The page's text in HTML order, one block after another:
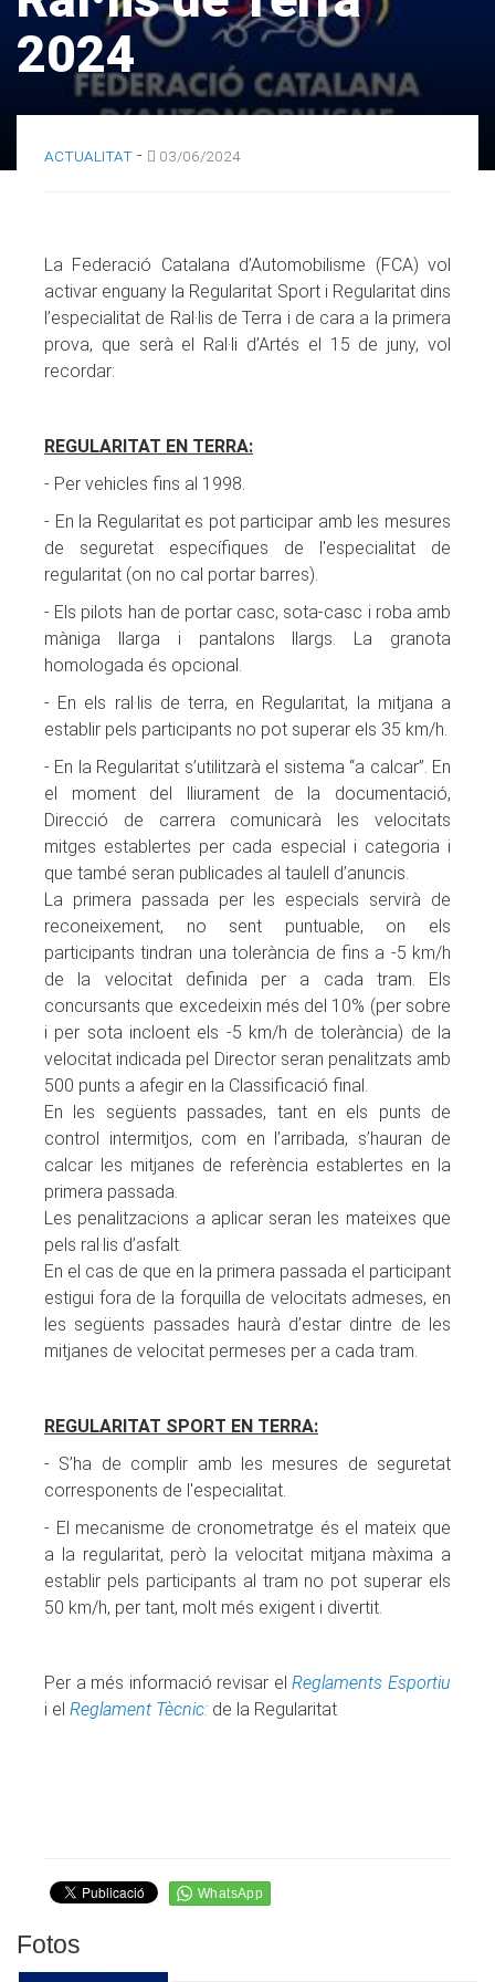
2024
ACTUALITAT - 03/06/2024
La Federació Catalana d’Automobilisme (FCA) vol
activar enguany la Regularitat Sport i Regularitat dins
l’especialitat de Ral·lis de Terra i de cara a la primera
prova, que serà el Ral·li d’Artés el 15 de juny, vol
recordar:
REGULARITAT EN TERRA:
- Per vehicles fins al 1998.
- En la Regularitat es pot participar amb les mesures
de seguretat específiques de l'especialitat de
regularitat (on no cal portar barres).
- Els pilots han de portar casc, sota-casc i roba amb
màniga llarga i pantalons llargs. La granota
homologada és opcional.
- En els ral·lis de terra, en Regularitat, la mitjana a
establir pels participants no pot superar els 35 km/h.
- En la Regularitat s’utilitzarà el sistema “a calcar”. En
el moment del lliurament de la documentació,
Direcció de carrera comunicarà les velocitats
mitges establertes per cada especial i categoria i
que també seran publicades al taulell d’anuncis.
La primera passada per les especials servirà de
reconeixement, no sent puntuable, on els
participants tindran una tolerància de fins a -5 km/h
de la velocitat definida per a cada tram. Els
concursants que excedeixin més del 10% (per sobre
i per sota incloent els -5 km/h de tolerància) de la
velocitat indicada pel Director seran penalitzats amb
500 punts a afegir en la Classificació final.
En les següents passades, tant en els punts de
control intermitjos, com en l’arribada, s’hauran de
calcar les mitjanes de referència establertes en la
primera passada.
Les penalitzacions a aplicar seran les mateixes que
pels ral·lis d’asfalt.
En el cas de que en la primera passada el participant
estigui fora de la forquilla de velocitats admeses, en
les següents passades haurà d’estar dintre de les
mitjanes de velocitat permeses per a cada tram.
REGULARITAT SPORT EN TERRA:
- S’ha de complir amb les mesures de seguretat
corresponents de l'especialitat.
- El mecanisme de cronometratge és el mateix que
a la regularitat, però la velocitat mitjana màxima a
establir pels participants al tram no pot superar els
50 km/h, per tant, molt més exigent i divertit.
Per a més informació revisar elReglaments Esportiu
i el Reglament Tècnic: de la Regularitat
Fotos